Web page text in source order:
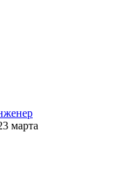
марта